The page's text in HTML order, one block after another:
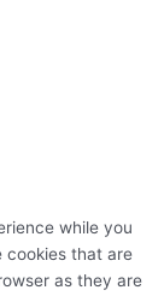
while you
cookies that are
as they are